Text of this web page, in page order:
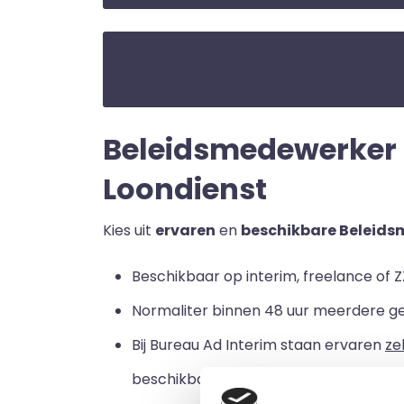
Beleidsmedewerker
Loondienst
Kies uit ervaren en beschikbare
Beschikbaar op interim, freelance of
Normaliter binnen 48 uur meerdere
Bij Bureau Ad Interim staan ervaren
beschikbaar zijn voor een